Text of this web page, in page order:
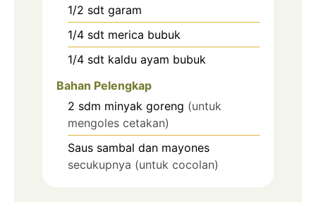
1/2 sdt garam
1/4 sdt merica bubuk
1/4 sdt kaldu ayam bubuk
Bahan Pelengkap
2 sdm minyak goreng (untuk
mengoles cetakan)
Saus sambal dan mayones
secukupnya (untuk cocolan)